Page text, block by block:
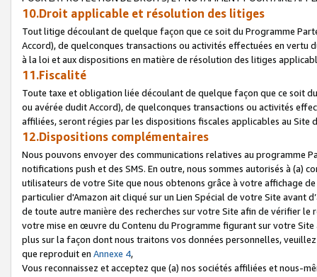
10.Droit applicable et résolution des litiges
Tout litige découlant de quelque façon que ce soit du Programme
Accord), de quelconques transactions ou activités effectuées en vertu
à la loi et aux dispositions en matière de résolution des litiges
11.Fiscalité
Toute taxe et obligation liée découlant de quelque façon que ce soit
ou avérée dudit Accord), de quelconques transactions ou activités
affiliées, seront régies par les dispositions fiscales applicables au Site
12.Dispositions complémentaires
Nous pouvons envoyer des communications relatives au programme
notifications push et des SMS. En outre, nous sommes autorisés à
utilisateurs de votre Site que nous obtenons grâce à votre affichage
particulier d'Amazon ait cliqué sur un Lien Spécial de votre Site avant
de toute autre manière des recherches sur votre Site afin de vérifier
votre mise en œuvre du Contenu du Programme figurant sur votre
plus sur la façon dont nous traitons vos données personnelles,
que reproduit en Annexe 4,
Vous reconnaissez et acceptez que (a) nos sociétés affiliées et nous-